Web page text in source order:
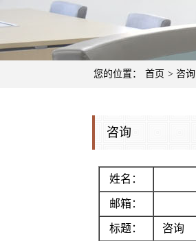
您的位置： 首页 > 咨询
咨询
姓名：
邮箱：
标题： 咨询